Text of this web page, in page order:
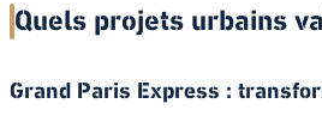
Quels projets urbains
Grand Paris Express :